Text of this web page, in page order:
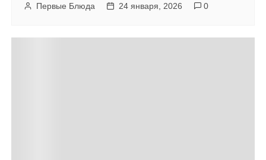
Первые Блюда 24 января, 2026 0